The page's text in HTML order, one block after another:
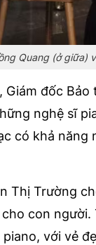
Quang (ở giữa)
đốc
nghệ sĩ
có khả
Thị Trường
con
với vẻ